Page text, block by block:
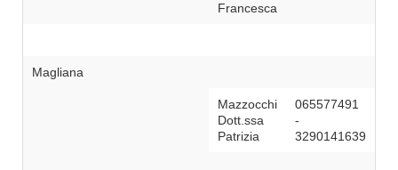
Francesca
Magliana
Mazzocchi
Dott.ssa
Patrizia
065577491
-
3290141639